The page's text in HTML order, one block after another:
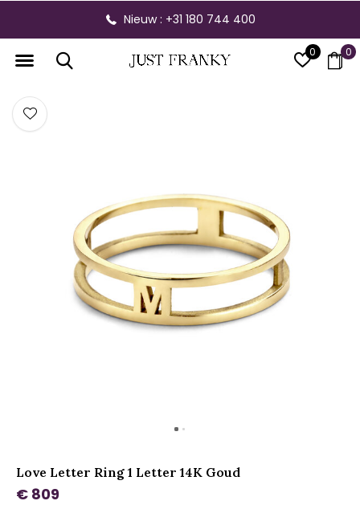
0 0
Nieuw : +31 180 744 400
Love Letter Ring 1 Letter 14K Goud
€ 809